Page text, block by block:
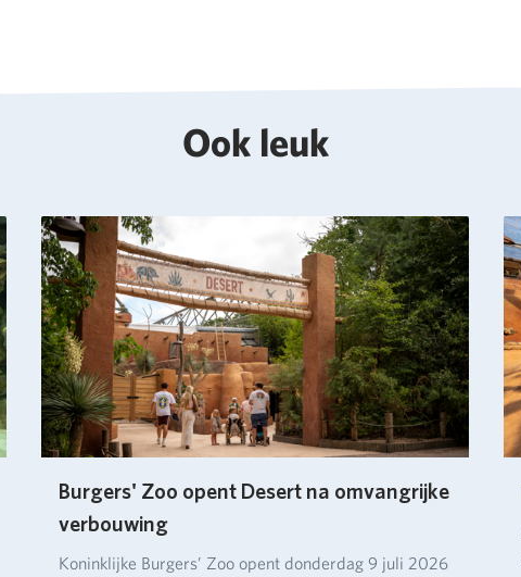
Ook leuk
Burgers' Zoo opent Desert na omvangrijke
verbouwing
Koninklijke Burgers’ Zoo opent donderdag 9 juli 2026